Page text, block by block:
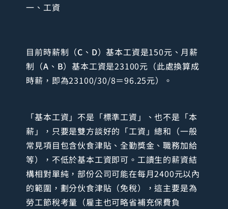
一、工資
目前時薪制（C 、 D）基本工資是150元、月薪
制（A 、 B）基本工資是23100元（此處換算成
時薪，即為23100/30/8＝96.25元）。
「基本工資」不是「標準工資」、也不是「本
薪」，只要是雙方談好的「工資」總和（一般
常見項目包含伙食津貼、全勤獎金、職務加給
等），不低於基本工資即可。工讀生的薪資結
構相對單純，部份公司可能在每月2400元以內
的範圍，劃分伙食津貼（免稅），這主要是為
勞工節稅考量（雇主也可略省補充保費負